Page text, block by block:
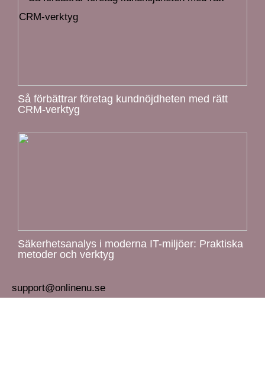
Så förbättrar företag kundnöjdheten med rätt
CRM-verktyg
Säkerhetsanalys i moderna IT-miljöer: Praktiska
metoder och verktyg
support@onlinenu.se